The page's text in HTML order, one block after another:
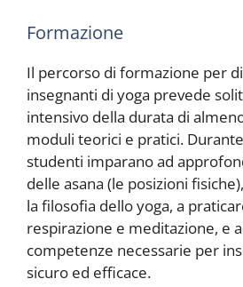
Formazione
Il percorso di formazione per
insegnanti di yoga prevede
intensivo della durata di
moduli teorici e pratici.
studenti imparano ad
delle asana (le posizioni
la filosofia dello yoga, a
respirazione e meditazione, e
competenze necessarie per
sicuro ed efficace.